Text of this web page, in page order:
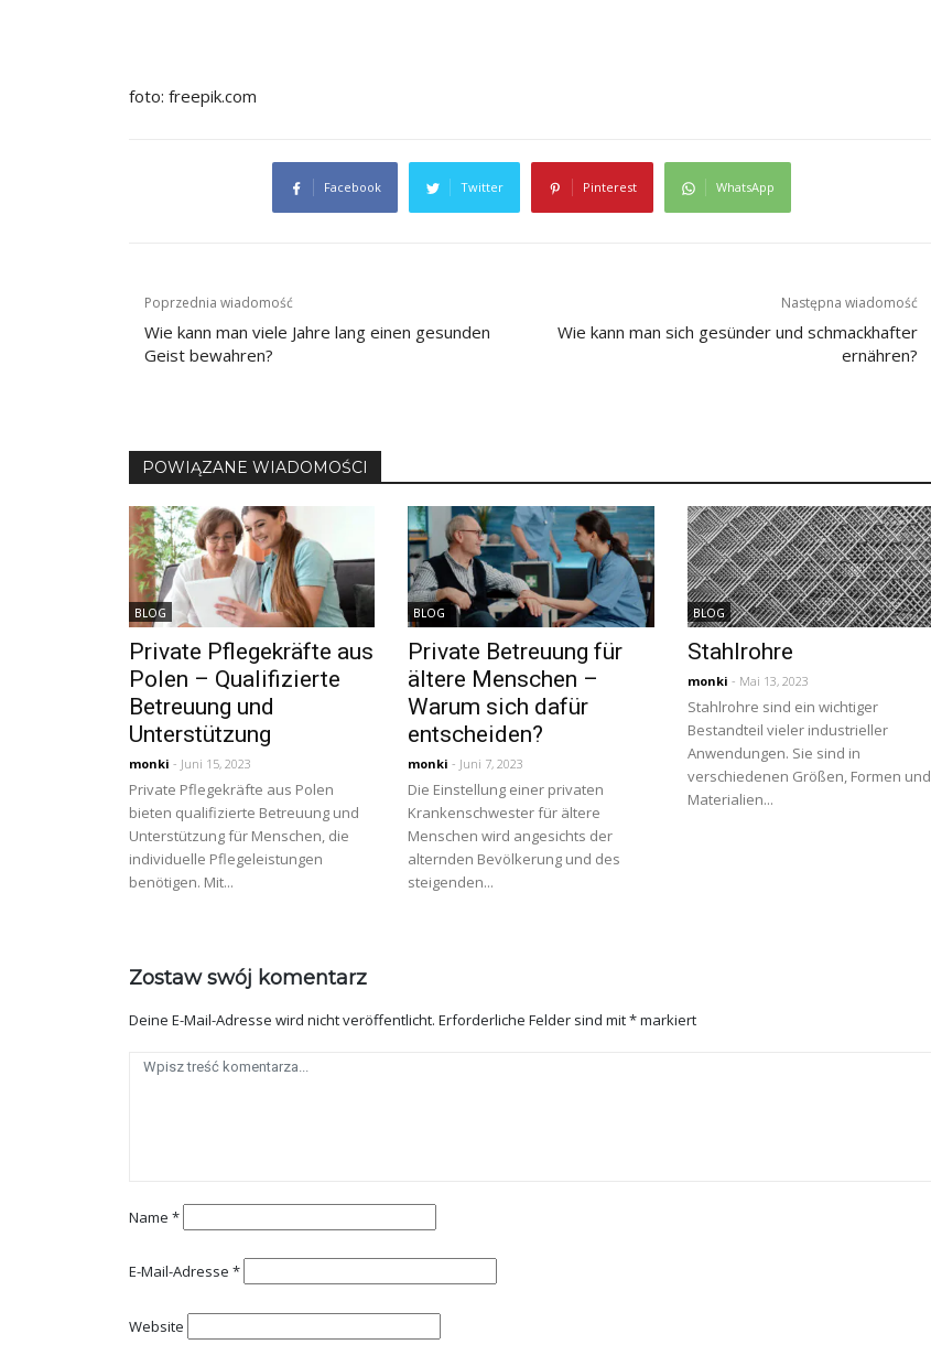
foto: freepik.com
Facebook Twitter Pinterest WhatsApp
Beitragsnavigation
Poprzednia wiadomość
Wie kann man viele Jahre lang einen gesunden
Geist bewahren?
Następna wiadomość
Wie kann man sich gesünder und schmackhafter
ernähren?
POWIĄZANE WIADOMOŚCI
BLOG
Private Pflegekräfte aus
Polen – Qualifizierte
Betreuung und
Unterstützung
monki - Juni 15, 2023
Private Pflegekräfte aus Polen
bieten qualifizierte Betreuung und
Unterstützung für Menschen, die
individuelle Pflegeleistungen
benötigen. Mit...
BLOG
Private Betreuung für
ältere Menschen –
Warum sich dafür
entscheiden?
monki - Juni 7, 2023
Die Einstellung einer privaten
Krankenschwester für ältere
Menschen wird angesichts der
alternden Bevölkerung und des
steigenden...
BLOG
Stahlrohre
monki - Mai 13, 2023
Stahlrohre sind ein wichtiger
Bestandteil vieler industrieller
Anwendungen. Sie sind in
verschiedenen Größen, Formen und
Materialien...
Zostaw swój komentarz
Deine E-Mail-Adresse wird nicht veröffentlicht. Erforderliche Felder sind mit*markiert
Name *
E-Mail-Adresse *
Website